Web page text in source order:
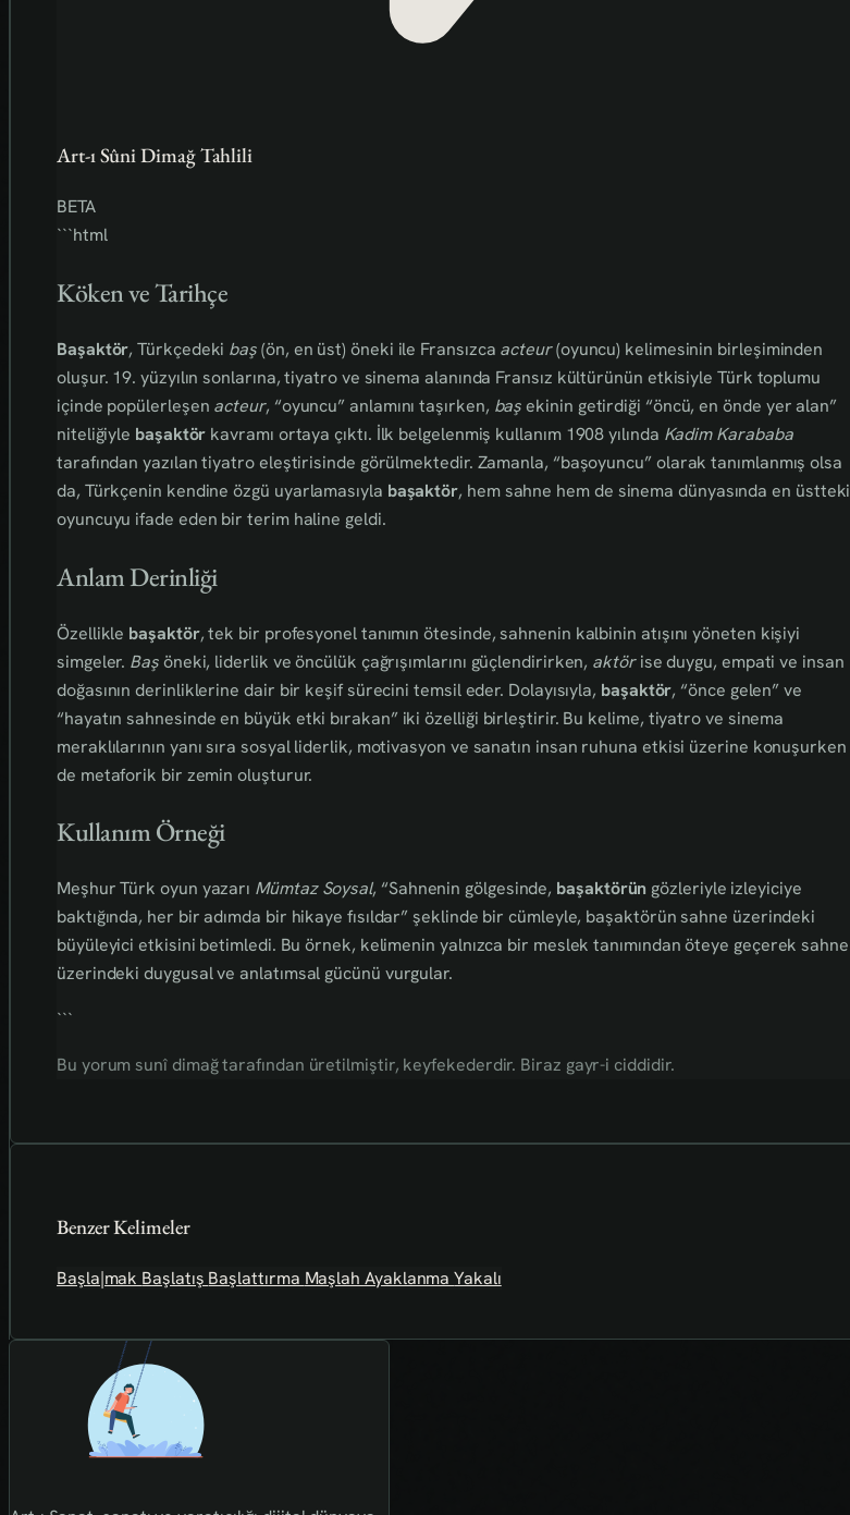
Art-ı Sûni Dimağ Tahlili
BETA
```html
Köken ve Tarihçe
Başaktör, Türkçedeki baş(ön, en üst) öneki ile Fransızca acteur(oyuncu) kelimesinin birleşiminden
oluşur. 19. yüzyılın sonlarına, tiyatro ve sinema alanında Fransız kültürünün etkisiyle Türk toplumu
içinde popülerleşen acteur, “oyuncu” anlamını taşırken, başekinin getirdiği “öncü, en önde yer alan”
niteliğiyle başaktör kavramı ortaya çıktı. İlk belgelenmiş kullanım 1908 yılında Kadim Karababa
tarafından yazılan tiyatro eleştirisinde görülmektedir. Zamanla, “başoyuncu” olarak tanımlanmış olsa
da, Türkçenin kendine özgü uyarlamasıyla başaktör, hem sahne hem de sinema dünyasında en üstteki
oyuncuyu ifade eden bir terim haline geldi.
Anlam Derinliği
Özellikle başaktör, tek bir profesyonel tanımın ötesinde, sahnenin kalbinin atışını yöneten kişiyi
simgeler. Başöneki, liderlik ve öncülük çağrışımlarını güçlendirirken, aktörise duygu, empati ve insan
doğasının derinliklerine dair bir keşif sürecini temsil eder. Dolayısıyla, başaktör, “önce gelen” ve
“hayatın sahnesinde en büyük etki bırakan” iki özelliği birleştirir. Bu kelime, tiyatro ve sinema
meraklılarının yanı sıra sosyal liderlik, motivasyon ve sanatın insan ruhuna etkisi üzerine konuşurken
de metaforik bir zemin oluşturur.
Kullanım Örneği
Meşhur Türk oyun yazarı Mümtaz Soysal, “Sahnenin gölgesinde, başaktörün gözleriyle izleyiciye
baktığında, her bir adımda bir hikaye fısıldar” şeklinde bir cümleyle, başaktörün sahne üzerindeki
büyüleyici etkisini betimledi. Bu örnek, kelimenin yalnızca bir meslek tanımından öteye geçerek sahne
üzerindeki duygusal ve anlatımsal gücünü vurgular.
```
Bu yorum sunî dimağ tarafından üretilmiştir, keyfekederdir. Biraz gayr-i ciddidir.
Benzer Kelimeler
Başla|mak Başlatış Başlattırma Maşlah AyaklanmaYakalı